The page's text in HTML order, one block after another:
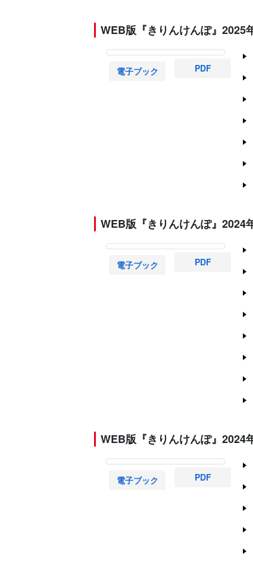
WEB版『きりんけんぽ』2025
電子ブック PDF
WEB版『きりんけんぽ』2024
電子ブック PDF
WEB版『きりんけんぽ』2024
電子ブック PDF